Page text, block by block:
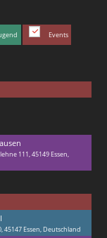
Events
111, 45149 Essen,
45147 Essen, Deutschland